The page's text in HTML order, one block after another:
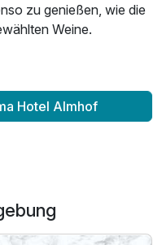
zu genießen, wie die
Weine.
Hotel Almhof